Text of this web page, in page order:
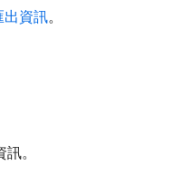
出資訊。
。